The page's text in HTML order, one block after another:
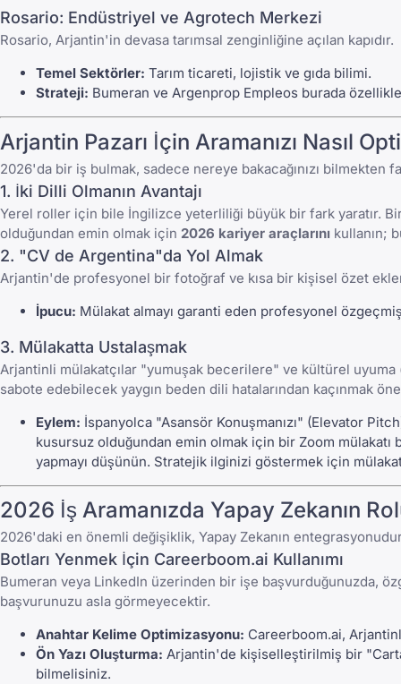
Rosario: Endüstriyel ve Agrotech Merkezi
Rosario, Arjantin'in devasa tarımsal zenginliğine açılan kapıdır.
Temel Sektörler: Tarım ticareti, lojistik ve gıda bilimi.
Strateji: Bumeran ve Argenprop Empleos burada
Arjantin Pazarı İçin Aramanızı Nasıl
2026'da bir iş bulmak, sadece nereye bakacağınızı bilmekten
1. İki Dilli Olmanın Avantajı
Yerel roller için bile İngilizce yeterliliği büyük bir fark yaratır.
olduğundan emin olmak için 2026 kariyer araçlarını kullanın;
2. "CV de Argentina"da Yol Almak
Arjantin'de profesyonel bir fotoğraf ve kısa bir kişisel özet
İpucu: Mülakat almayı garanti eden profesyonel
3. Mülakatta Ustalaşmak
Arjantinli mülakatçılar "yumuşak becerilere" ve kültürel
sabote edebilecek yaygın beden dili hatalarından kaçınmak
Eylem: İspanyolca "Asansör Konuşmanızı" (Elevator
kusursuz olduğundan emin olmak için bir Zoom mülakatı
yapmayı düşünün. Stratejik ilginizi göstermek için
2026 İş Aramanızda Yapay Zekanın
2026'daki en önemli değişiklik, Yapay Zekanın
Botları Yenmek İçin Careerboom.ai Kullanımı
Bumeran veya LinkedIn üzerinden bir işe başvurduğunuzda,
başvurunuzu asla görmeyecektir.
Anahtar Kelime Optimizasyonu: Careerboom.ai,
Ön Yazı Oluşturma: Arjantin'de kişiselleştirilmiş bir
bilmelisiniz.